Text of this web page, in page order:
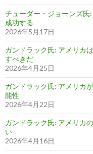
チューダー・ジョーンズ
成功する
2026年5月17日
ガンドラック氏: アメリカ
すべきだ
2026年4月25日
ガンドラック氏: アメリカ
能性
2026年4月22日
ガンドラック氏: アメリカ
い
2026年4月16日